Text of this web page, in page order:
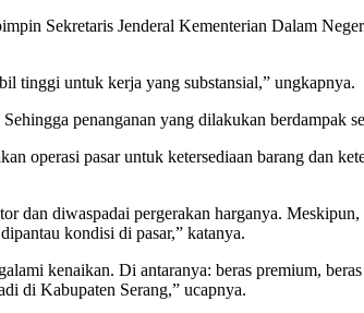
Sekretaris Jenderal Kementerian Dalam
tinggi untuk kerja yang substansial,” ungkapnya.
penanganan yang dilakukan berdampak
operasi pasar untuk ketersediaan barang dan
diwaspadai pergerakan harganya.
kondisi di pasar,” katanya.
kenaikan. Di antaranya: beras premium,
di Kabupaten Serang,” ucapnya.